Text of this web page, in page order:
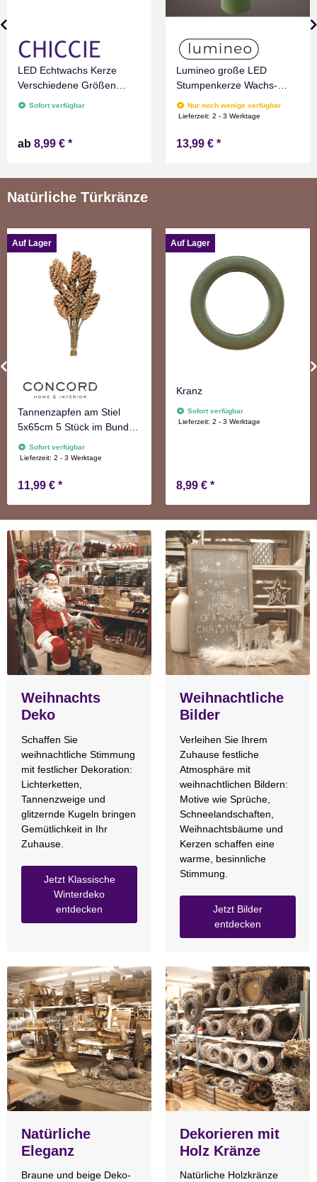
LED Echtwachs Kerze
Verschiedene Größen
Grau Marmoriert
Technik Timer Batterie
Sofort verfügbar
ab 8,99 € *
Lumineo große LED
Stumpenkerze Wachs-
Optik Grün mit Timer
Flammen Effect für
hoch
Nur noch wenige verfügbar
Lieferzeit:2 - 3 Werktage
13,99 € *
Natürliche Türkränze
Auf Lager
Tannenzapfen am Stiel
5x65cm 5 Stück im Bund
natur Adventskranzdeko
Sofort verfügbar
Lieferzeit:2 - 3 Werktage
11,99 € *
Auf Lager
Kranz
Sofort verfügbar
Lieferzeit:2 - 3 Werktage
8,99 € *
Weihnachts
Deko
Schaffen Sie
weihnachtliche Stimmung
mit festlicher Dekoration:
Lichterketten,
Tannenzweige und
glitzernde Kugeln bringen
Gemütlichkeit in Ihr
Zuhause.
Jetzt Klassische
Winterdeko
entdecken
Weihnachtliche
Bilder
Verleihen Sie Ihrem
Zuhause festliche
Atmosphäre mit
weihnachtlichen Bildern:
Motive wie Sprüche,
Schneelandschaften,
Weihnachtsbäume und
Kerzen schaffen eine
warme, besinnliche
Stimmung.
Jetzt Bilder
entdecken
Natürliche
Eleganz
Braune und beige Deko-
Dekorieren mit
Holz Kränze
Natürliche Holzkränze